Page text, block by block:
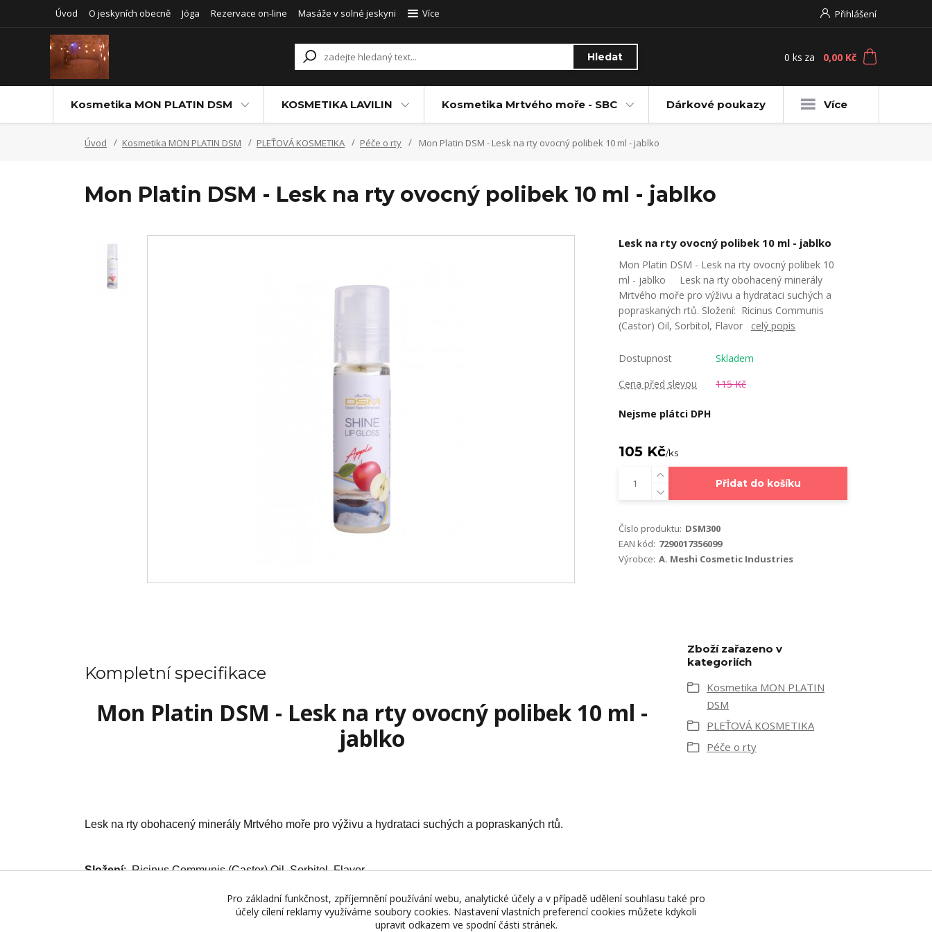
Úvod O jeskyních obecně Jóga Rezervace on-line Masáže v solné jeskyni Více Přihlášení
Hledat 0 ks za 0,00 Kč
Kosmetika MON PLATIN DSM KOSMETIKA LAVILIN Kosmetika Mrtvého moře - SBC Dárkové poukazy Více
Úvod Kosmetika MON PLATIN DSM PLEŤOVÁ KOSMETIKA Péče o rty Mon Platin DSM - Lesk na rty ovocný polibek 10 ml - jablko
Mon Platin DSM - Lesk na rty ovocný polibek 10 ml - jablko
Lesk na rty ovocný polibek 10 ml - jablko
Mon Platin DSM - Lesk na rty ovocný polibek 10
ml - jablko Lesk na rty obohacený minerály
Mrtvého moře pro výživu a hydrataci suchých a
popraskaných rtů. Složení: Ricinus Communis
(Castor) Oil, Sorbitol, Flavor celý popis
Dostupnost
Skladem
Cena před slevou
115 Kč
Nejsme plátci DPH
105 Kč/ks
Přidat do košíku
Číslo produktu: DSM300
EAN kód: 7290017356099
Výrobce: A. Meshi Cosmetic Industries
Kompletní specifikace
Mon Platin DSM - Lesk na rty ovocný polibek 10 ml -
jablko
Lesk na rty obohacený minerály Mrtvého moře pro výživu a hydrataci suchých a popraskaných rtů.
Složení: Ricinus Communis (Castor) Oil, Sorbitol, Flavor
Zboží zařazeno v
kategoriích
Kosmetika MON PLATIN
DSM
PLEŤOVÁ KOSMETIKA
Péče o rty
Pro základní funkčnost, zpříjemnění používání webu, analytické účely a v případě udělení souhlasu také pro
účely cílení reklamy využíváme soubory cookies. Nastavení vlastních preferencí cookies můžete kdykoli
upravit odkazem ve spodní části stránek.